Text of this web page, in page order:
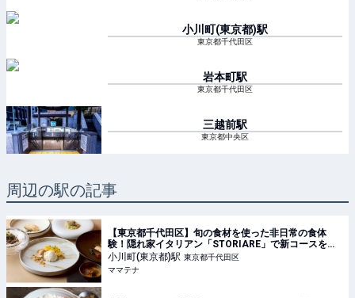
小川町(東京都)駅
東京都千代田区
岩本町駅
東京都千代田区
三越前駅
東京都中央区
周辺の駅の記事
【東京都千代田区】旬の食材を使った非日常の食体
験！隠れ家イタリアン「STORIARE」で新コースを提
供開始 | ママテナ
小川町(東京都)駅 東京都千代田区
ママテナ